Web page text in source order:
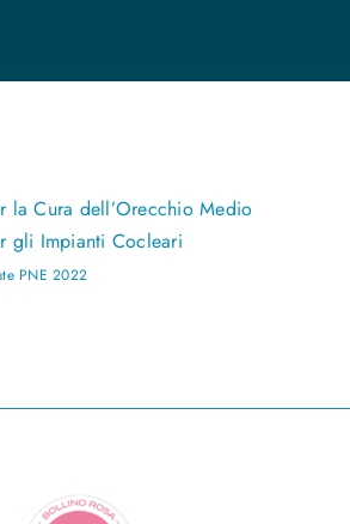
la Cura dell’Orecchio Medio
gli Impianti Cocleari
PNE 2022